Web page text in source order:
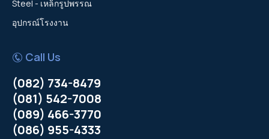
Steel - เหล็กรูปพรรณ
อุปกรณ์โรงงาน
Call Us
(082) 734-8479
(081) 542-7008
(089) 466-3770
(086) 955-4333